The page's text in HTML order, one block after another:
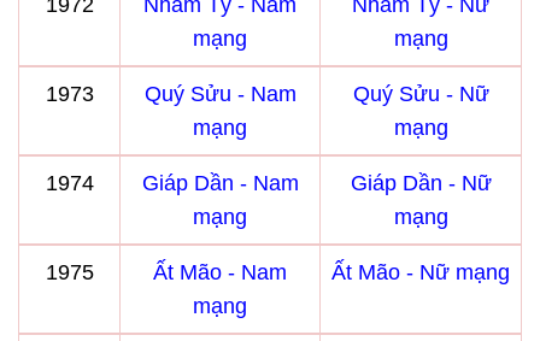
1972
Nhâm Tý - Nam
mạng
Nhâm Tý - Nữ
mạng
1973
Quý Sửu - Nam
mạng
Quý Sửu - Nữ
mạng
1974
Giáp Dần - Nam
mạng
Giáp Dần - Nữ
mạng
1975
Ất Mão - Nam
mạng
Ất Mão - Nữ mạng